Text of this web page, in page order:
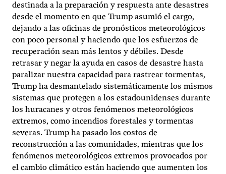
destinada a la preparación y respuesta ante desastres
desde el momento en que Trump asumió el cargo,
dejando a las oficinas de pronósticos meteorológicos
con poco personal y haciendo que los esfuerzos de
recuperación sean más lentos y débiles. Desde
retrasar y negar la ayuda en casos de desastre hasta
paralizar nuestra capacidad para rastrear tormentas,
Trump ha desmantelado sistemáticamente los mismos
sistemas que protegen a los estadounidenses durante
los huracanes y otros fenómenos meteorológicos
extremos, como incendios forestales y tormentas
severas. Trump ha pasado los costos de
reconstrucción a las comunidades, mientras que los
fenómenos meteorológicos extremos provocados por
el cambio climático están haciendo que aumenten los